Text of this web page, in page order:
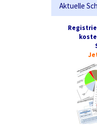
Aktuelle